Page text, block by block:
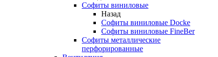
Софиты виниловые
Назад
Софиты виниловые Docke
Софиты виниловые FineBer
Софиты металлические
перфорированные